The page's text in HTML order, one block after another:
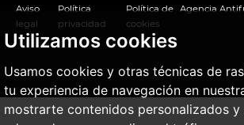
Utilizamos cookies
Usamos cookies y otras técnicas de
tu experiencia de navegación en
mostrarte contenidos personalizados y
Aviso
legal
Política
privacidad
Política de
cookies
Agencia